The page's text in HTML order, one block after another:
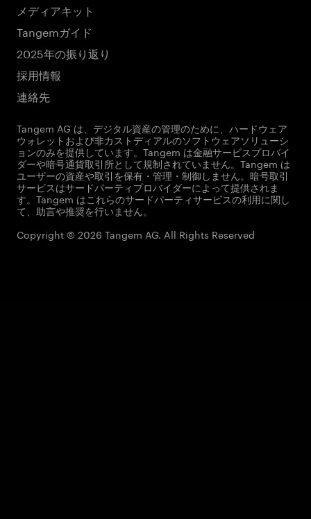
メディアキット
Tangemガイド
2025年の振り返り
採用情報
連絡先
Tangem AG は、デジタル資産の管理のために、ハードウェア
ウォレットおよび非カストディアルのソフトウェアソリューシ
ョンのみを提供しています。Tangem は金融サービスプロバイ
ダーや暗号通貨取引所として規制されていません。Tangem は
ユーザーの資産や取引を保有・管理・制御しません。暗号取引
サービスはサードパーティプロバイダーによって提供されま
す。Tangem はこれらのサードパーティサービスの利用に関し
て、助言や推奨を行いません。